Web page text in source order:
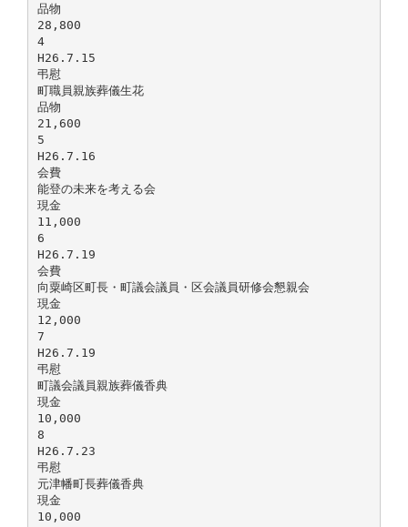
品物
28,800
4
H26.7.15
弔慰
町職員親族葬儀生花
品物
21,600
5
H26.7.16
会費
能登の未来を考える会
現金
11,000
6
H26.7.19
会費
向粟崎区町長・町議会議員・区会議員研修会懇親会
現金
12,000
7
H26.7.19
弔慰
町議会議員親族葬儀香典
現金
10,000
8
H26.7.23
弔慰
元津幡町長葬儀香典
現金
10,000